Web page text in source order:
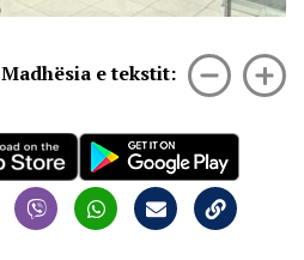
Madhësia e tekstit: